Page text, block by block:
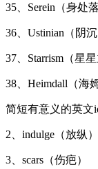
35、Serein（身处
36、Ustinian（阴
37、Starrism（星
38、Heimdall（海
简短有意义的英文
2、indulge（放纵）
3、scars（伤疤）